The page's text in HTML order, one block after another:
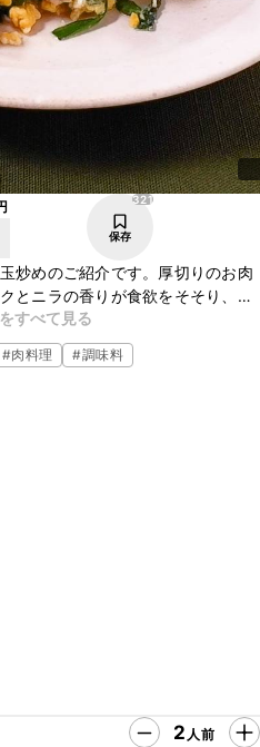
321
保存
炒めのご紹介です。厚切りのお肉
とニラの香りが食欲をそそり、お
す。炒めるだけの簡単レシピなの
すべて見る
#肉料理 #調味料
2 人前